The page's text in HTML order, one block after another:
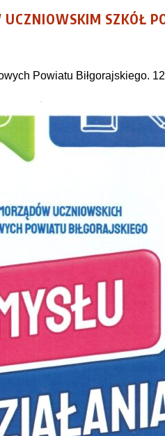
SZKÓŁ
Powiatu Biłgorajskiego.